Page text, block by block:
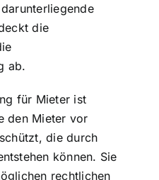
die
ab.
für Mieter ist
den Mieter vor
die durch
können. Sie
rechtlichen